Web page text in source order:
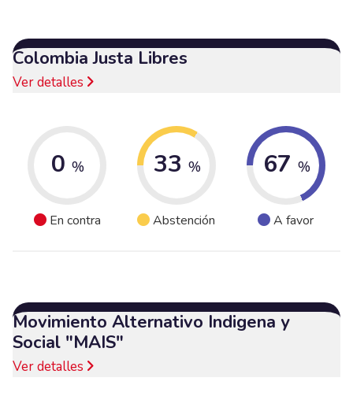
Colombia Justa Libres
Ver detalles
0 %
En contra
33 %
Abstención
67 %
A favor
Movimiento Alternativo Indigena y
Social "MAIS"
Ver detalles